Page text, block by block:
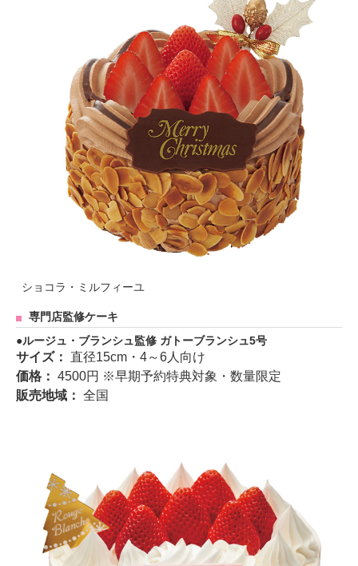
ショコラ・ミルフィーユ
専門店監修ケーキ
ルージュ・ブランシュ監修 ガトーブランシュ5号
サイズ： 直径15cm・4～6人向け
価格： 4500円 ※早期予約特典対象・数量限定
販売地域： 全国